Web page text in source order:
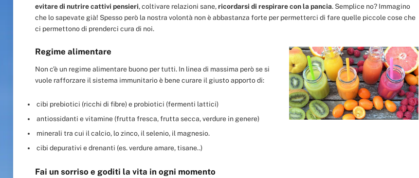
evitare di nutrire cattivi pensieri, coltivare relazioni sane,ricordarsi di respirare con la pancia. Semplice no? Immagino
che lo sapevate già! Spesso però la nostra volontà non è abbastanza forte per permetterci di fare quelle piccole cose che
ci permettono di prenderci cura di noi.
Regime alimentare
Non c’è un regime alimentare buono per tutti. In linea di massima però se si
vuole rafforzare il sistema immunitario è bene curare il giusto apporto di:
cibi prebiotici (ricchi di fibre) e probiotici (fermenti lattici)
antiossidanti e vitamine (frutta fresca, frutta secca, verdure in genere)
minerali tra cui il calcio, lo zinco, il selenio, il magnesio.
cibi depurativi e drenanti (es. verdure amare, tisane..)
Fai un sorriso e goditi la vita in ogni momento